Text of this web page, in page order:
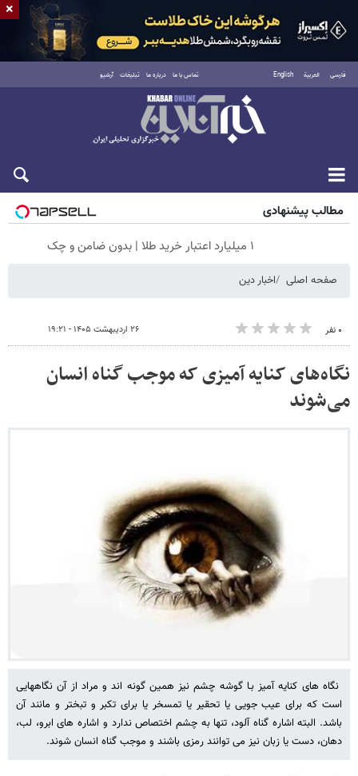
فارسی العربية English تماس با ما درباره ما تبلیغات آرشیو
شنبه ۱۷ مرداد ۱۴۰۵
مطالب پیشنهادی
۱ میلیارد اعتبار خرید طلا | بدون ضامن و چک
صفحه اصلی اخبار دین
۰ نفر ۲۶ اردیبهشت ۱۴۰۵ - ۱۹:۲۱
نگاه‌های کنایه آمیزی که موجب گناه انسان
می‌شوند
نگاه های کنایه آمیز بـا گوشه چشم نیز همین گونه اند و مراد از آن نگاههایی
است که برای عیب جویی یا تحقیر یا تمسخر یا برای تکبر و تبختر و مانند آن
باشد. البته اشاره گناه آلود، تنها به چشم اختصاص ندارد و اشاره های ابرو، لب،
دهان، دست یا زبان نیز می توانند رمزی باشند و موجب گناه انسان شوند.
×